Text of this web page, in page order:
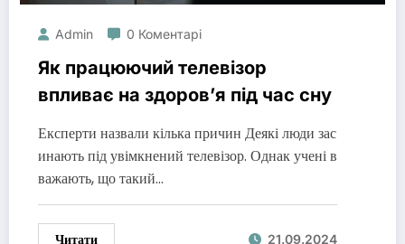
Admin 0 Коментарі
Як працюючий телевізор
впливає на здоров’я під час сну
Експерти назвали кілька причин Деякі люди зас
инають під увімкнений телевізор. Однак учені в
важають, що такий…
Читати 21.09.2024